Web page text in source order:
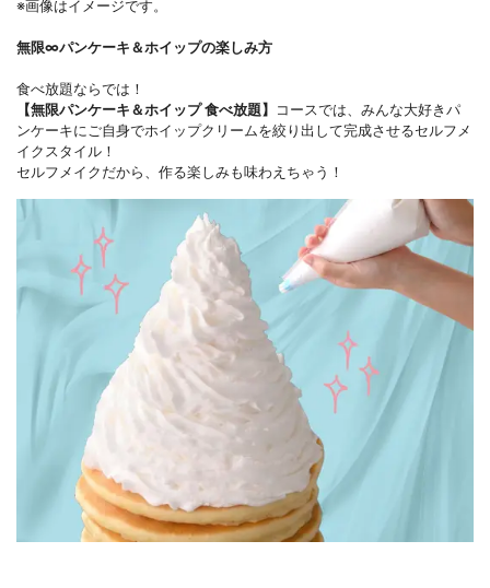
※画像はイメージです。
無限∞パンケーキ＆ホイップの楽しみ方
食べ放題ならでは！
【無限パンケーキ＆ホイップ 食べ放題】
コースでは、みんな大好きパ
ンケーキにご自身でホイップクリームを絞り出して完成させるセルフメ
イクスタイル！
セルフメイクだから、作る楽しみも味わえちゃう！